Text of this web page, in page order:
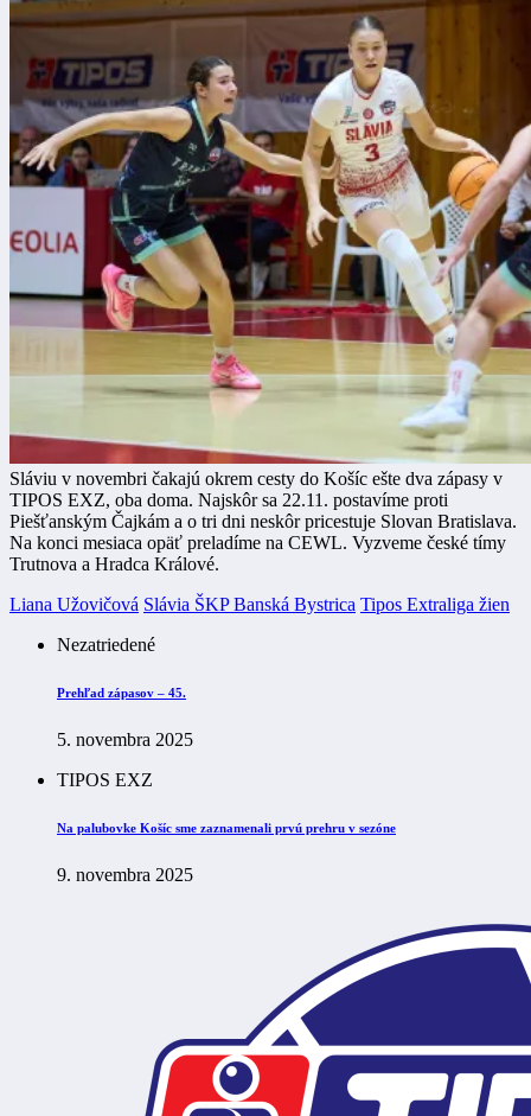
Sláviu v novembri čakajú okrem cesty do Košíc ešte dva zápasy v
TIPOS EXZ, oba doma. Najskôr sa 22.11. postavíme proti
Piešťanským Čajkám a o tri dni neskôr pricestuje Slovan Bratislava.
Na konci mesiaca opäť preladíme na CEWL. Vyzveme české tímy
Trutnova a Hradca Králové.
Liana Užovičová Slávia ŠKP Banská Bystrica Tipos Extraliga žien
Nezatriedené
Prehľad zápasov – 45.
5. novembra 2025
TIPOS EXZ
Na palubovke Košíc sme zaznamenali prvú prehru v sezóne
9. novembra 2025